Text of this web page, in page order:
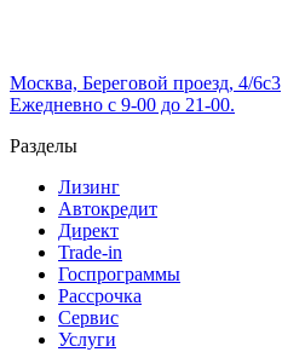
Москва, Береговой проезд, 4/6с3
Ежедневно с 9-00 до 21-00.
Разделы
Лизинг
Автокредит
Директ
Trade-in
Госпрограммы
Рассрочка
Сервис
Услуги